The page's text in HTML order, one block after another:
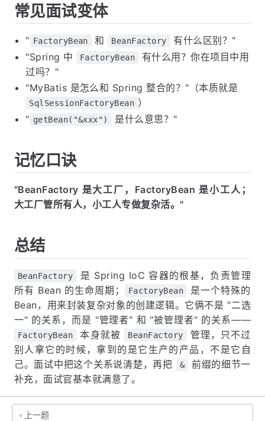
常见面试变体
" FactoryBean 和 BeanFactory
有什么区别？"
"Spring 中
FactoryBean
有什么用？你在项目中用
过吗？"
"MyBatis 是怎么和 Spring 整合的？"（本质就是
SqlSessionFactoryBean ）
" getBean("&xxx") 是什么意思？"
记忆口诀
"BeanFactory 是大工厂，FactoryBean 是小工人；
大工厂管所有人，小工人专做复杂活。"
总结
BeanFactory
是 Spring IoC 容器的根基，负责管理
所有 Bean 的生命周期；
FactoryBean
是一个特殊的
Bean，用来封装复杂对象的创建逻辑。它俩不是 "二选
一" 的关系，而是 "管理者" 和 "被管理者" 的关系——
FactoryBean 本身就被 BeanFactory
管理，只不过
别人拿它的时候，拿到的是它生产的产品，不是它自
己。面试中把这个关系说清楚，再把
&
前缀的细节一
补充，面试官基本就满意了。
上一题